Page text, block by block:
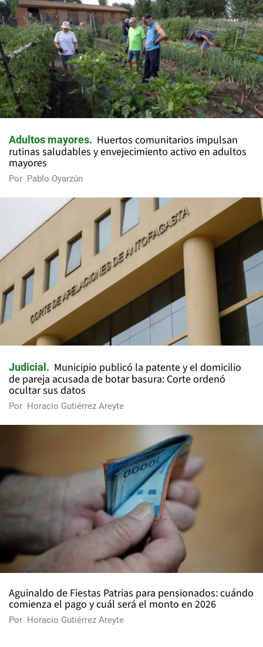
Adultos mayores
Huertos comunitarios impulsan
rutinas saludables y envejecimiento activo en adultos
mayores
Por Pablo Oyarzún
Judicial
Municipio publicó la patente y el domicilio
de pareja acusada de botar basura: Corte ordenó
ocultar sus datos
Por Horacio Gutiérrez Areyte
Aguinaldo de Fiestas Patrias para pensionados: cuándo
comienza el pago y cuál será el monto en 2026
Por Horacio Gutiérrez Areyte